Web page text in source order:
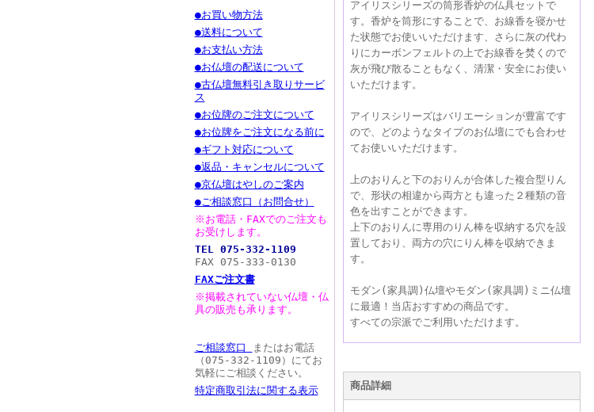
●お買い物方法
●送料について
●お支払い方法
●お仏壇の配送について
●古仏壇無料引き取りサービ
ス
●お位牌のご注文について
●お位牌をご注文になる前に
●ギフト対応について
●返品・キャンセルについて
●京仏壇はやしのご案内
●ご相談窓口（お問合せ）
※お電話・FAXでのご注文も
お受けします。
TEL 075-332-1109
FAX 075-333-0130
FAXご注文書
※掲載されていない仏壇・仏
具の販売も承ります。
ご相談窓口
またはお電話
（075-332-1109）にてお
気軽にご相談ください。
特定商取引法に関する表示
アイリスシリーズの筒形香炉の仏具セットで
す。香炉を筒形にすることで、お線香を寝かせ
た状態でお使いいただけます、さらに灰の代わ
りにカーボンフェルトの上でお線香を焚くので
灰が飛び散ることもなく、清潔・安全にお使い
いただけます。
アイリスシリーズはバリエーションが豊富です
ので、どのようなタイプのお仏壇にでも合わせ
てお使いいただけます。
上のおりんと下のおりんが合体した複合型りん
で、形状の相違から両方とも違った２種類の音
色を出すことができます。
上下のおりんに専用のりん棒を収納する穴を設
置しており、両方の穴にりん棒を収納できま
す。
モダン(家具調)仏壇やモダン(家具調)ミニ仏壇
に最適！当店おすすめの商品です。
すべての宗派でご利用いただけます。
商品詳細